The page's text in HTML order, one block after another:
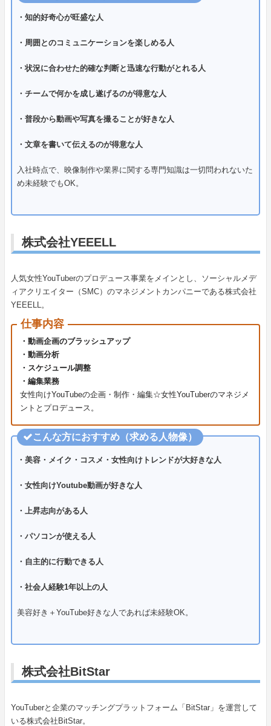
・知的好奇心が旺盛な人
・周囲とのコミュニケーションを楽しめる人
・状況に合わせた的確な判断と迅速な行動がとれる人
・チームで何かを成し遂げるのが得意な人
・普段から動画や写真を撮ることが好きな人
・文章を書いて伝えるのが得意な人
入社時点で、映像制作や業界に関する専門知識は一切問われないた
め未経験でもOK。
株式会社YEEELL
人気女性YouTuberのプロデュース事業をメインとし、ソーシャルメデ
ィアクリエイター（SMC）のマネジメントカンパニーである株式会社
YEEELL。
仕事内容
・動画企画のブラッシュアップ
・動画分析
・スケジュール調整
・編集業務
女性向けYouTubeの企画・制作・編集☆女性YouTuberのマネジメ
ントとプロデュース。
こんな方におすすめ（求める人物像）
・美容・メイク・コスメ・女性向けトレンドが大好きな人
・女性向けYoutube動画が好きな人
・上昇志向がある人
・パソコンが使える人
・自主的に行動できる人
・社会人経験1年以上の人
美容好き＋YouTube好きな人であれば未経験OK。
株式会社BitStar
YouTuberと企業のマッチングプラットフォーム「BitStar」を運営して
いる株式会社BitStar。